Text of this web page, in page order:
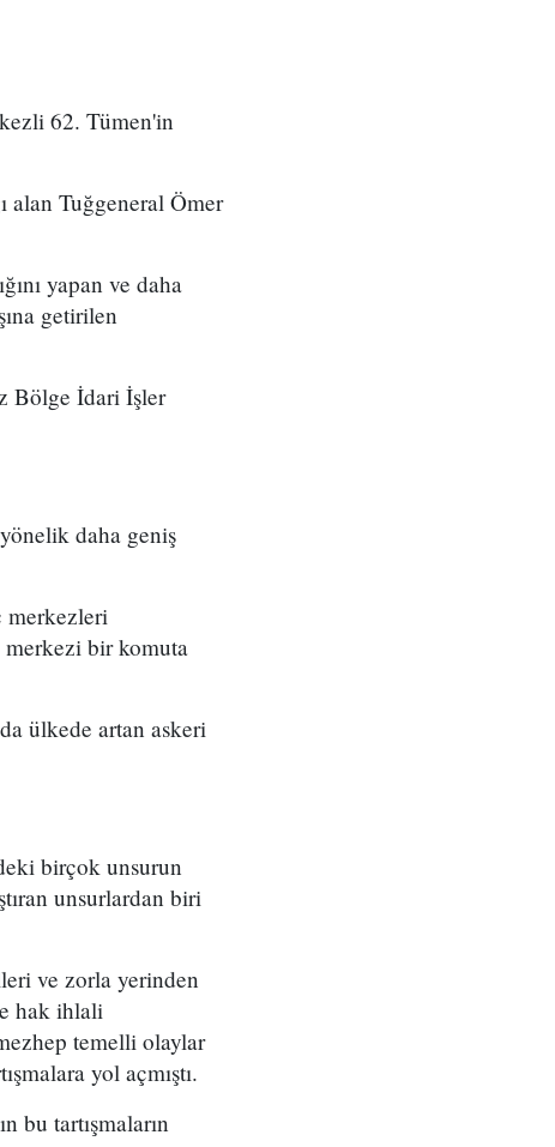
62. Tümen'in
alan Tuğgeneral Ömer
yapan ve daha
getirilen
Bölge İdari İşler
daha geniş
merkezleri
merkezi bir komuta
ülkede artan askeri
birçok unsurun
unsurlardan biri
ve zorla yerinden
hak ihlali
temelli olaylar
yol açmıştı.
bu tartışmaların